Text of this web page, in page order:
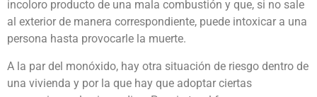
incoloro producto de una mala combustión y que, si no sale
al exterior de manera correspondiente, puede intoxicar a una
persona hasta provocarle la muerte.
A la par del monóxido, hay otra situación de riesgo dentro de
una vivienda y por la que hay que adoptar ciertas